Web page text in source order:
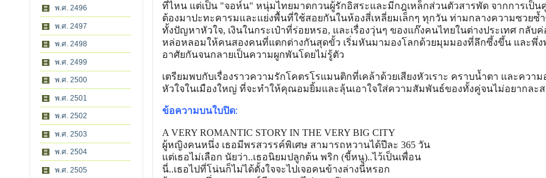
พ.ศ. 2496
พ.ศ. 2497
พ.ศ. 2498
พ.ศ. 2499
พ.ศ. 2500
พ.ศ. 2501
พ.ศ. 2502
พ.ศ. 2503
พ.ศ. 2504
พ.ศ. 2505
ที่ไหน แต่เป็น "จอห์น" หนุ่มไทยมาดกวนผู้รักอิสระและมีกฎเหล็กส่วนตัวสารพัด จากการเป็น
ต้องมาปะทะคารมและแย่งพื้นที่ใช้สอยกันในห้องสี่เหลี่ยมเล็กๆ ทุกวัน ท่ามกลางความซวยซ้
ทั้งปัญหาหัวใจ, เงินในกระเป๋าที่ร่อยหรอ, และเรื่องวุ่นๆ ของแก๊งคนไทยในต่างประเทศ กลับค่
หล่อหลอมให้คนสองคนที่แตกต่างกันสุดขั้ว เริ่มหันมามองโลกด้วยมุมมองที่ลึกซึ้งขึ้น และพึ่ง
อาศัยกันจนกลายเป็นความผูกพันโดยไม่รู้ตัว
เตรียมพบกับเรื่องราวความรักโคตรโรแมนติกที่เคล้าด้วยเสียงหัวเราะ คราบน้ำตา และควา
หัวใจในเมืองใหญ่ ที่จะทำให้คุณอมยิ้มและลุ้นเอาใจใส่ความสัมพันธ์ของทั้งคู่จนไม่อยากละส
ข้อความบนใบปิด:
A VERY ROMANTIC STORY IN THE VERY BIG CITY
ผู้หญิงคนหนึ่ง เธอมีพรสวรรค์พิเศษ สามารถหวานได้ปีละ 365 วัน
แต่เธอไม่เลือก นัยว่า..เธอนิยมปลูกต้น พริก (ขี้หนู)..ไว้เป็นเพื่อน
นี่..เธอไปที่โน่นก็ไม่ได้ตั้งใจจะไปเจอคนข้างล่างนี่หรอก